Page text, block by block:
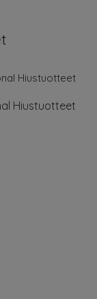
Hiustuotteet